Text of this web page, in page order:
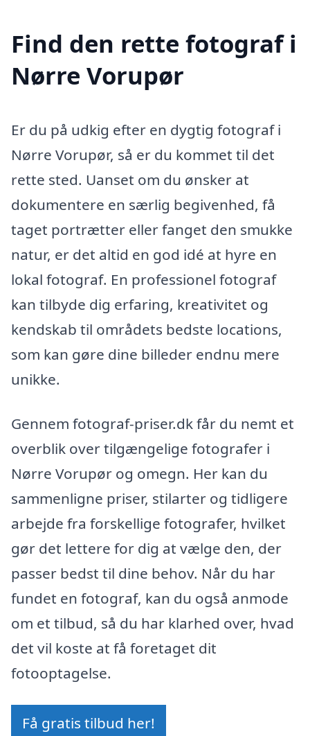
Find den rette fotograf i
Nørre Vorupør
Er du på udkig efter en dygtig fotograf i
Nørre Vorupør, så er du kommet til det
rette sted. Uanset om du ønsker at
dokumentere en særlig begivenhed, få
taget portrætter eller fanget den smukke
natur, er det altid en god idé at hyre en
lokal fotograf. En professionel fotograf
kan tilbyde dig erfaring, kreativitet og
kendskab til områdets bedste locations,
som kan gøre dine billeder endnu mere
unikke.
Gennem fotograf-priser.dk får du nemt et
overblik over tilgængelige fotografer i
Nørre Vorupør og omegn. Her kan du
sammenligne priser, stilarter og tidligere
arbejde fra forskellige fotografer, hvilket
gør det lettere for dig at vælge den, der
passer bedst til dine behov. Når du har
fundet en fotograf, kan du også anmode
om et tilbud, så du har klarhed over, hvad
det vil koste at få foretaget dit
fotooptagelse.
Få gratis tilbud her!